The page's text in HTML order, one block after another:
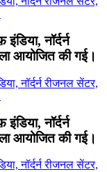
नॉर्दर्न
आयोजित की गई।
नॉर्दर्न
आयोजित की गई।